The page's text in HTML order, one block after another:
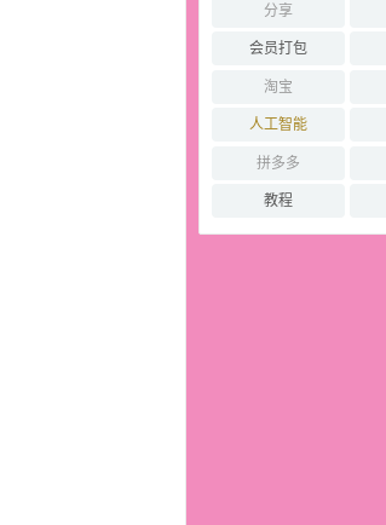
分享
会员打包
淘宝
人工智能
拼多多
教程